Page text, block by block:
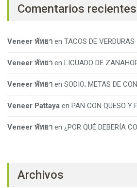
Comentarios recientes
Veneer พัทยา en TACOS DE VERDURAS
Veneer พัทยา en LICUADO DE
Veneer พัทยา en SODIO; METAS DE
Veneer Pattaya en PAN CON QUESO Y
Veneer พัทยา en ¿POR QUÉ DEBERÍA
Archivos